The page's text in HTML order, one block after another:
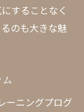
することなく
のも大きな魅
ーニングプログ